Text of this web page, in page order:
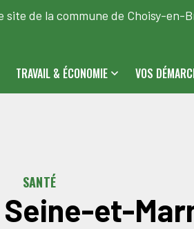
site de la commune de Choisy-en-
TRAVAIL & ÉCONOMIE VOS
SANTÉ
et-